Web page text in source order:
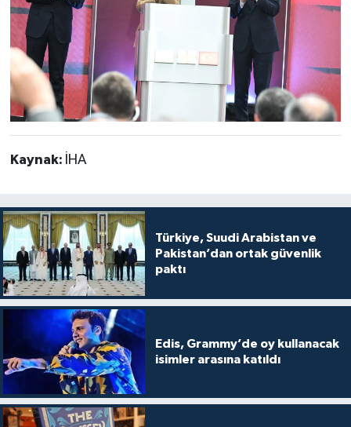
Kaynak: İHA
Türkiye, Suudi Arabistan ve
Pakistan’dan ortak güvenlik
paktı
Edis, Grammy’de oy kullanacak
isimler arasına katıldı